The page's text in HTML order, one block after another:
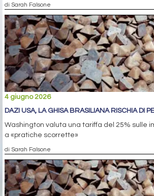
di Sarah Falsone
4 giugno 2026
DAZI USA, LA GHISA BRASILIANA RISCHIA DI
Washington valuta una tariffa del 25% sulle
a «pratiche scorrette»
di Sarah Falsone